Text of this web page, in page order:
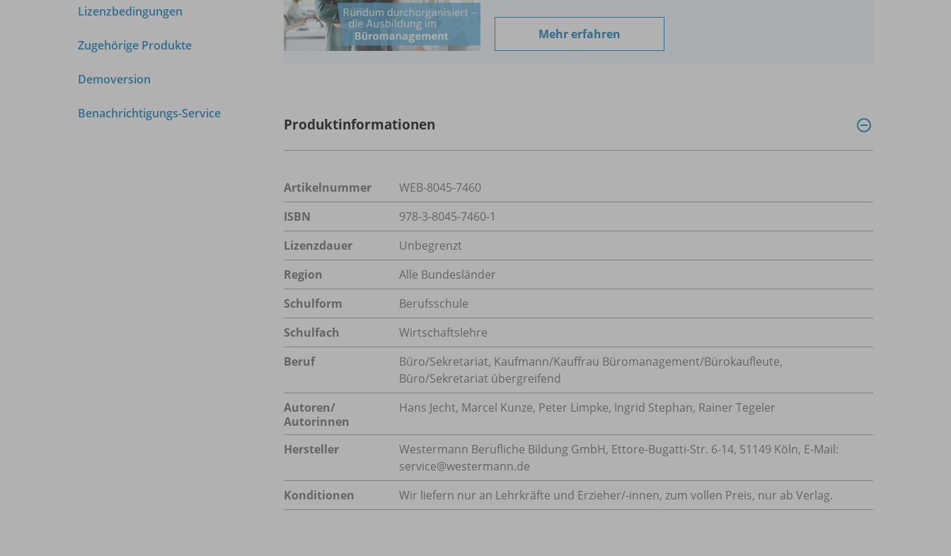
Lizenzbedingungen
Zugehörige Produkte
Demoversion
Benachrichtigungs-Service
Mehr erfahren
Produktinformationen
Artikelnummer
WEB-8045-7460
ISBN
978-3-8045-7460-1
Lizenzdauer
Unbegrenzt
Region
Alle Bundesländer
Schulform
Berufsschule
Schulfach
Wirtschaftslehre
Beruf
Büro/Sekretariat, Kaufmann/Kauffrau Büromanagement/Bürokaufleute,
Büro/Sekretariat übergreifend
Autoren/
Autorinnen
Hans Jecht, Marcel Kunze, Peter Limpke, Ingrid Stephan, Rainer Tegeler
Hersteller
Westermann Berufliche Bildung GmbH, Ettore-Bugatti-Str. 6-14, 51149 Köln, E-Mail:
service@westermann.de
Konditionen
Wir liefern nur an Lehrkräfte und Erzieher/-innen, zum vollen Preis, nur ab Verlag.